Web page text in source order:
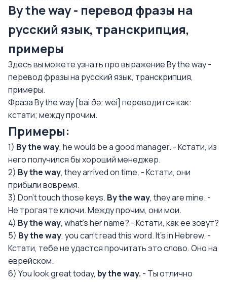
By the way - перевод фразы на
русский язык, транскрипция,
примеры
Здесь вы можете узнать про выражение By the way -
перевод фразы на русский язык, транскрипция,
примеры.
Фраза By the way [bai ðə: wei] переводится как:
кстати; между прочим.
Примеры:
1) By the way, he would be a good manager. - Кстати, из
него получился бы хороший менеджер.
2) By the way, they arrived on time. - Кстати, они
прибыли вовремя.
3) Don’t touch those keys. By the way, they are mine. -
Не трогая те ключи. Между прочим, они мои.
4) By the way, what’s her name? - Кстати, как ее зовут?
5) By the way, you can’t read this word. It’s in Hebrew. -
Кстати, тебе не удастся прочитать это слово. Оно на
еврейском.
6) You look great today, by the way. - Ты отлично